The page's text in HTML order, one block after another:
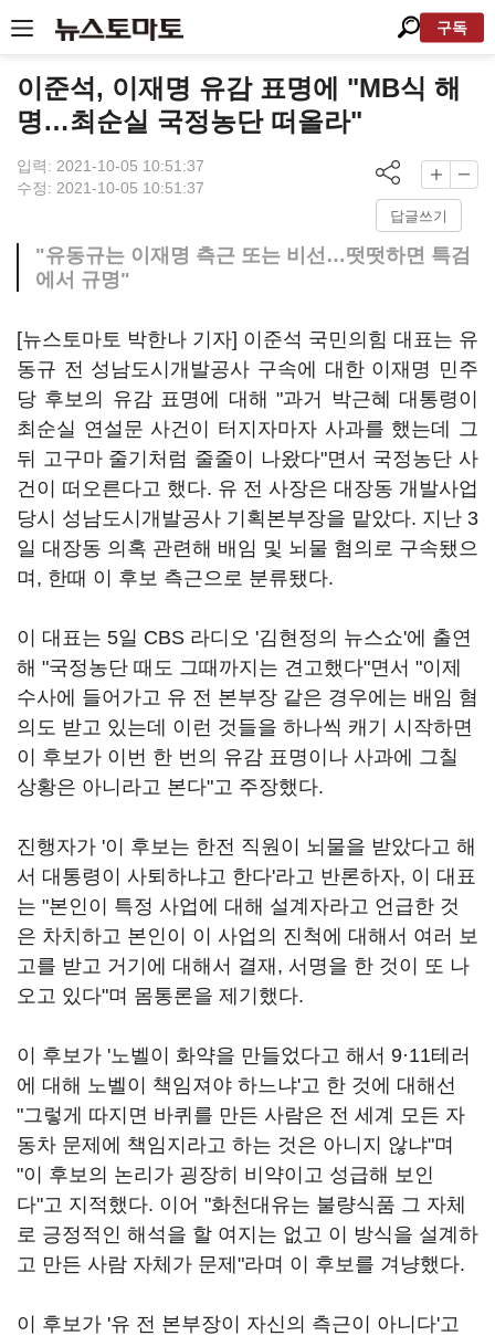
구독
이준석, 이재명 유감 표명에 "MB식 해
명…최순실 국정농단 떠올라"
입력: 2021-10-05 10:51:37
수정: 2021-10-05 10:51:37
답글쓰기
"유동규는 이재명 측근 또는 비선…떳떳하면 특검
에서 규명"
[뉴스토마토 박한나 기자] 이준석 국민의힘 대표는 유
동규 전 성남도시개발공사 구속에 대한 이재명 민주
당 후보의 유감 표명에 대해 "과거 박근혜 대통령이
최순실 연설문 사건이 터지자마자 사과를 했는데 그
뒤 고구마 줄기처럼 줄줄이 나왔다"면서 국정농단 사
건이 떠오른다고 했다. 유 전 사장은 대장동 개발사업
당시 성남도시개발공사 기획본부장을 맡았다. 지난 3
일 대장동 의혹 관련해 배임 및 뇌물 혐의로 구속됐으
며, 한때 이 후보 측근으로 분류됐다.
이 대표는 5일 CBS 라디오 '김현정의 뉴스쇼'에 출연
해 "국정농단 때도 그때까지는 견고했다"면서 "이제
수사에 들어가고 유 전 본부장 같은 경우에는 배임 혐
의도 받고 있는데 이런 것들을 하나씩 캐기 시작하면
이 후보가 이번 한 번의 유감 표명이나 사과에 그칠
상황은 아니라고 본다"고 주장했다.
진행자가 '이 후보는 한전 직원이 뇌물을 받았다고 해
서 대통령이 사퇴하냐고 한다'라고 반론하자, 이 대표
는 "본인이 특정 사업에 대해 설계자라고 언급한 것
은 차치하고 본인이 이 사업의 진척에 대해서 여러 보
고를 받고 거기에 대해서 결재, 서명을 한 것이 또 나
오고 있다"며 몸통론을 제기했다.
이 후보가 '노벨이 화약을 만들었다고 해서 9·11테러
에 대해 노벨이 책임져야 하느냐'고 한 것에 대해선
"그렇게 따지면 바퀴를 만든 사람은 전 세계 모든 자
동차 문제에 책임지라고 하는 것은 아니지 않냐"며
"이 후보의 논리가 굉장히 비약이고 성급해 보인
다"고 지적했다. 이어 "화천대유는 불량식품 그 자체
로 긍정적인 해석을 할 여지는 없고 이 방식을 설계하
고 만든 사람 자체가 문제"라며 이 후보를 겨냥했다.
이 후보가 '유 전 본부장이 자신의 측근이 아니다'고